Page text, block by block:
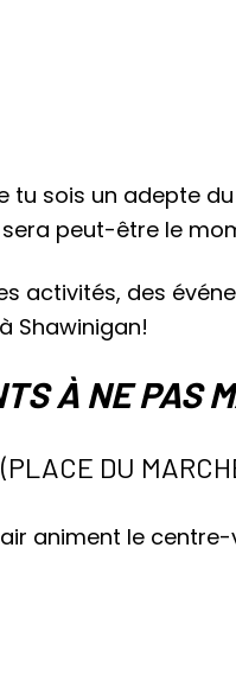
tu sois un adepte
peut-être le
activités, des
Shawinigan!
À NE PAS
(PLACE DU
animent le